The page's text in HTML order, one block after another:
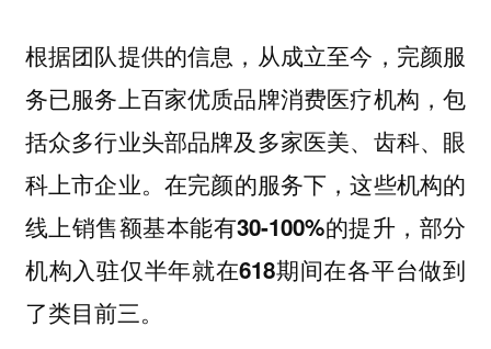
根据团队提供的信息，从成立至今，完颜服
务已服务上百家优质品牌消费医疗机构，包
括众多行业头部品牌及多家医美、齿科、眼
科上市企业。 在完颜的服务下，这些机构的
线上销售额基本能有30-100%的提升，部分
机构入驻仅半年就在618期间在各平台做到
了类目前三。